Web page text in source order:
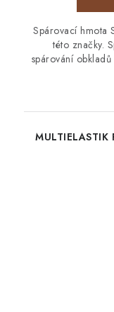
Spárovací hmota
této značky.
spárování